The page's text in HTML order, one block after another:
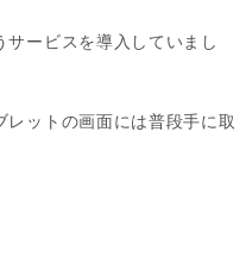
ービスを導入していまし
ットの画面には普段手に取